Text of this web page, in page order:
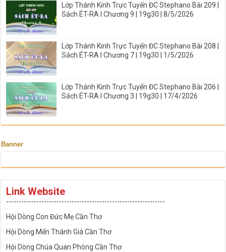
Lớp Thánh Kinh Trực Tuyến ĐC Stephano Bài 209 |
Sách ÉT-RA I Chương 9 | 19g30 | 8/5/2026
Lớp Thánh Kinh Trực Tuyến ĐC Stephano Bài 208 |
Sách ÉT-RA I Chương 7 | 19g30 | 1/5/2026
Lớp Thánh Kinh Trực Tuyến ĐC Stephano Bài 206 |
Sách ÉT-RA I Chương 3 | 19g30 | 17/4/2026
Banner
Link Website
---------------------------------------------------------------
Hội Dòng Con Đức Mẹ Cần Thơ
Hội Dòng Mến Thánh Giá Cần Thơ
Hội Dòng Chúa Quan Phòng Cần Thơ